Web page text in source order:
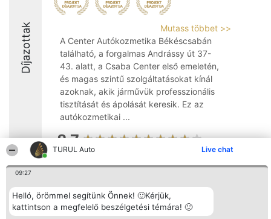
TURUL Auto Live chat
09:27
Helló, örömmel segítünk Önnek! 🙂Kérjük,
kattintson a megfelelő beszélgetési témára! 🙂
Díjazottak
Mutass többet >>
A Center Autókozmetika Békéscsabán
található, a forgalmas Andrássy út 37-
43. alatt, a Csaba Center első emeletén,
és magas szintű szolgáltatásokat kínál
azoknak, akik járművük professzionális
tisztítását és ápolását keresik. Ez az
autókozmetikai ...
8.7
SC Beautiful Company S.R.L.
Bulevardul Aleea Timișul De
Sus Nr. 2, Bl. A30, Sc. A, Et.
Nyertesek
Az összes
díjazottak
Elérhetőség